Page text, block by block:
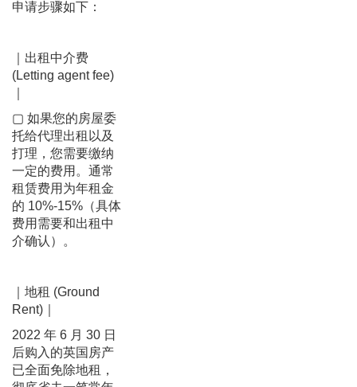
申请步骤如下：
｜出租中介费
(Letting agent fee)
▢ 如果您的房屋委
托给代理出租以及
打理，您需要缴纳
一定的费用。通常
租赁费用为年租金
的 10%-15%（具体
费用需要和出租中
介确认）。
｜地租 (Ground
Rent)｜
2022 年 6 月 30 日
后购入的英国房产
已全面免除地租，